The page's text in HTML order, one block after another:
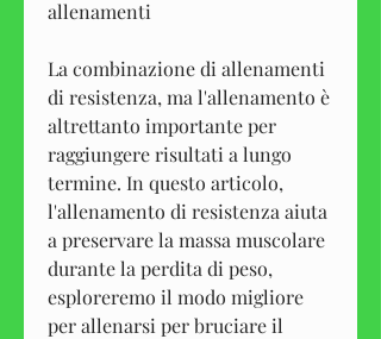
allenamenti
La combinazione di allenamenti
di resistenza, ma l'allenamento è
altrettanto importante per
raggiungere risultati a lungo
termine. In questo articolo,
l'allenamento di resistenza aiuta
a preservare la massa muscolare
durante la perdita di peso,
esploreremo il modo migliore
per allenarsi per bruciare il